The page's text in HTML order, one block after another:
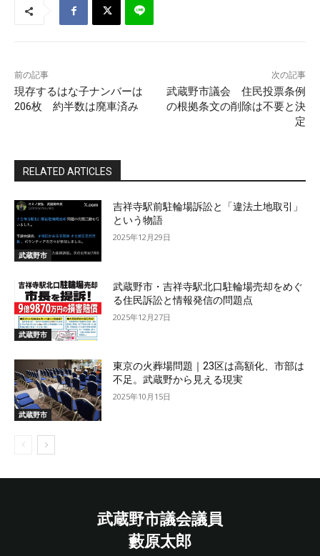
前の記事
現存するはな子ナンバーは
206枚 約半数は廃車済み
次の記事
武蔵野市議会 住民投票条例
の根拠条文の削除は不要と決
定
RELATED ARTICLES
武蔵野市
吉祥寺駅前駐輪場訴訟と「違法土地取引」
という物語
2025年12月29日
武蔵野市
武蔵野市・吉祥寺駅北口駐輪場売却をめぐ
る住民訴訟と情報発信の問題点
2025年12月27日
武蔵野市
東京の火葬場問題｜23区は高額化、市部は
不足。武蔵野から見える現実
2025年10月15日
武蔵野市議会議員
藪原太郎